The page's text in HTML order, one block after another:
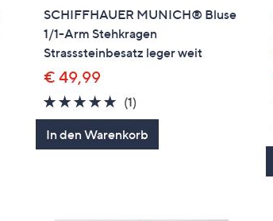
SCHIFFHAUER MUNICH® Bluse
1/1-Arm Stehkragen
Strasssteinbesatz leger weit
€ 49,99
5.0
von
5
(1)
Bewertungen
In den Warenkorb